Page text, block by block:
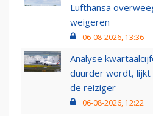
Lufthansa
weigeren
06-08-2026, 13:36
Analyse
duurder wordt,
de reiziger
06-08-2026, 12:22